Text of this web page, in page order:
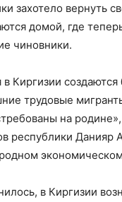
захотело вернуть
домой, где
чиновники.
в Киргизии
трудовые
на
республики Данияр
в Киргизии